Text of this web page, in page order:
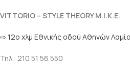
VITTORIO – STYLE THEORY M.I.K.E.
⇨ 12ο χλμ Eθνικής οδού Αθηνών
Τηλ.: 210 51 56 550